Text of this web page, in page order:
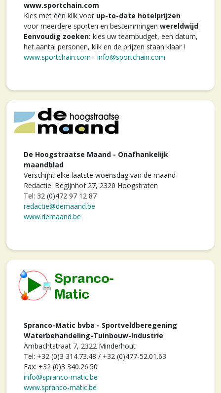
www.sportchain.com
Kies met één klik voor up-to-date hotelprijzen
voor meerdere sporten en bestemmingen wereldwijd.
Eenvoudig zoeken: kies uw teambudget, een datum,
het aantal personen, klik en de prijzen staan klaar !
www.sportchain.com - info@sportchain.com
De Hoogstraatse Maand - Onafhankelijk
maandblad
Verschijnt elke laatste woensdag van de maand
Redactie: Begijnhof 27, 2320 Hoogstraten
Tel: 32 (0)472 97 12 87
redactie@demaand.be
www.demaand.be
Spranco-Matic bvba - Sportveldberegening
Waterbehandeling-Tuinbouw-Industrie
Ambachtstraat 7, 2322 Minderhout
Tel: +32 (0)3 314.73.48 / +32 (0)477-52.01.63
Fax: +32 (0)3 340.26.50
info@spranco-matic.be
www.spranco-matic.be